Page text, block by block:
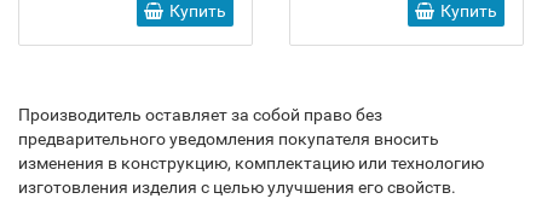
Купить Купить
Производитель оставляет за собой право без
предварительного уведомления покупателя вносить
изменения в конструкцию, комплектацию или технологию
изготовления изделия с целью улучшения его свойств.